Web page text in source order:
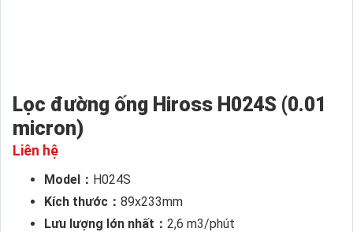
Lọc đường ống Hiross H024S (0.01
micron)
Liên hệ
Model： H024S
Kích thước： 89x233mm
Lưu lượng lớn nhất： 2,6 m3/phút